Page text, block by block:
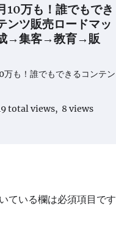
10万も！誰でもでき
ンツ販売ロードマッ
→集客→教育→販
万も！誰でもできるコンテン
total views, 8 views
ている欄は必須項目です